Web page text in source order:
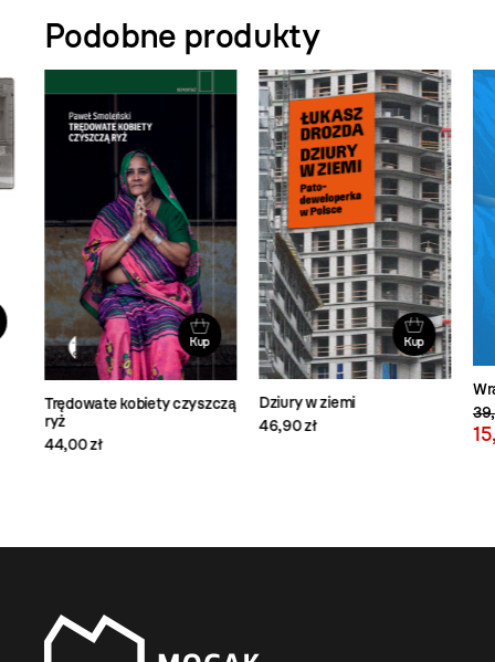
Podobne produkty
Kup
Trędowate kobiety czyszczą
ryż
44,00 zł
Kup
Dziury w ziemi
46,90 zł